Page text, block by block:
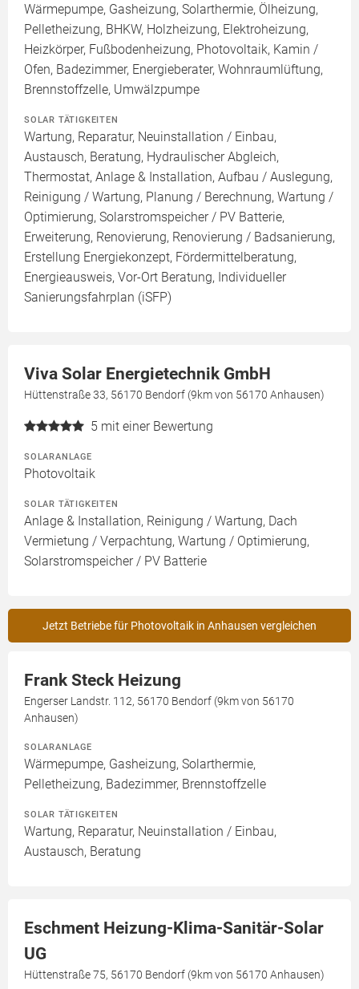
Wärmepumpe, Gasheizung, Solarthermie, Ölheizung,
Pelletheizung, BHKW, Holzheizung, Elektroheizung,
Heizkörper, Fußbodenheizung, Photovoltaik, Kamin /
Ofen, Badezimmer, Energieberater, Wohnraumlüftung,
Brennstoffzelle, Umwälzpumpe
SOLAR TÄTIGKEITEN
Wartung, Reparatur, Neuinstallation / Einbau,
Austausch, Beratung, Hydraulischer Abgleich,
Thermostat, Anlage & Installation, Aufbau / Auslegung,
Reinigung / Wartung, Planung / Berechnung, Wartung /
Optimierung, Solarstromspeicher / PV Batterie,
Erweiterung, Renovierung, Renovierung / Badsanierung,
Erstellung Energiekonzept, Fördermittelberatung,
Energieausweis, Vor-Ort Beratung, Individueller
Sanierungsfahrplan (iSFP)
Viva Solar Energietechnik GmbH
Hüttenstraße 33, 56170 Bendorf (9km von 56170 Anhausen)
5 mit einer Bewertung
SOLARANLAGE
Photovoltaik
SOLAR TÄTIGKEITEN
Anlage & Installation, Reinigung / Wartung, Dach
Vermietung / Verpachtung, Wartung / Optimierung,
Solarstromspeicher / PV Batterie
Jetzt Betriebe für Photovoltaik in Anhausen vergleichen
Frank Steck Heizung
Engerser Landstr. 112, 56170 Bendorf (9km von 56170
Anhausen)
SOLARANLAGE
Wärmepumpe, Gasheizung, Solarthermie,
Pelletheizung, Badezimmer, Brennstoffzelle
SOLAR TÄTIGKEITEN
Wartung, Reparatur, Neuinstallation / Einbau,
Austausch, Beratung
Eschment Heizung-Klima-Sanitär-Solar
UG
Hüttenstraße 75, 56170 Bendorf (9km von 56170 Anhausen)